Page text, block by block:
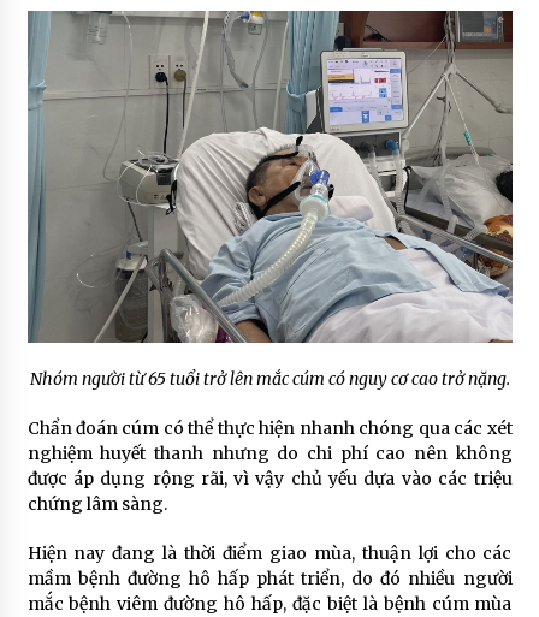
Nhóm người từ 65 tuổi trở lên mắc cúm có nguy cơ cao trở nặng.
Chẩn đoán cúm có thể thực hiện nhanh chóng qua các xét
nghiệm huyết thanh nhưng do chi phí cao nên không
được áp dụng rộng rãi, vì vậy chủ yếu dựa vào các triệu
chứng lâm sàng.
Hiện nay đang là thời điểm giao mùa, thuận lợi cho các
mầm bệnh đường hô hấp phát triển, do đó nhiều người
mắc bệnh viêm đường hô hấp, đặc biệt là bệnh cúm mùa